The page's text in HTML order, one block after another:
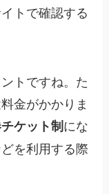
トで確認する
トですね。た
金がかかりま
ケット制にな
を利用する際